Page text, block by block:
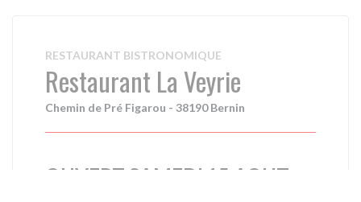
RESTAURANT BISTRONOMIQUE
Restaurant La Veyrie
Chemin de Pré Figarou - 38190 Bernin
OUVERT SAMEDI 15 AOUT